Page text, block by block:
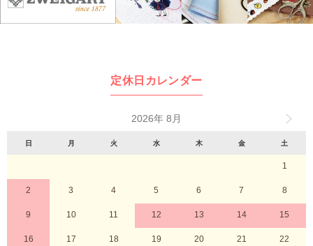
定休日カレンダー
2026年 8月
日 月 火 水 木 金 土
1
2 3 4 5 6 7 8
9 10 11 12 13 14 15
16 17 18 19 20 21 22